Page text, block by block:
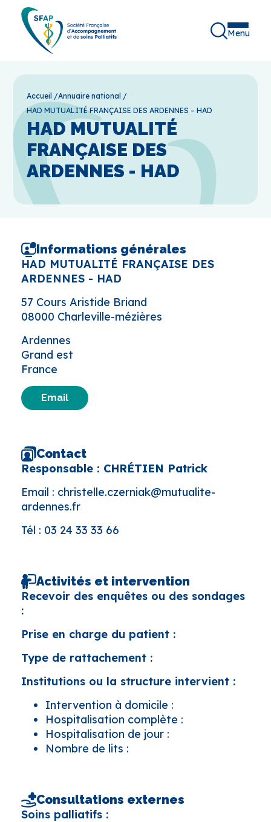
Menu
Accueil /Annuaire national /
HAD MUTUALITÉ FRANÇAISE DES ARDENNES – HAD
HAD MUTUALITÉ
FRANÇAISE DES
ARDENNES - HAD
Informations générales
HAD MUTUALITÉ FRANÇAISE DES
ARDENNES - HAD
57 Cours Aristide Briand
08000 Charleville-mézières
Ardennes
Grand est
France
Email
Contact
Responsable : CHRÉTIEN Patrick
Email : christelle.czerniak@mutualite-
ardennes.fr
Tél : 03 24 33 33 66
Activités et intervention
Recevoir des enquêtes ou des sondages
:
Prise en charge du patient :
Type de rattachement :
Institutions ou la structure intervient :
Intervention à domicile :
Hospitalisation complète :
Hospitalisation de jour :
Nombre de lits :
Consultations externes
Soins palliatifs :